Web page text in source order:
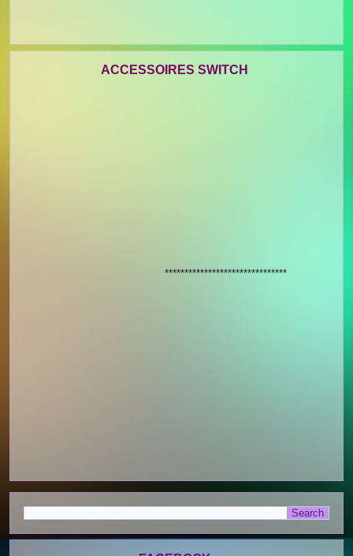
ACCESSOIRES SWITCH
*******************************